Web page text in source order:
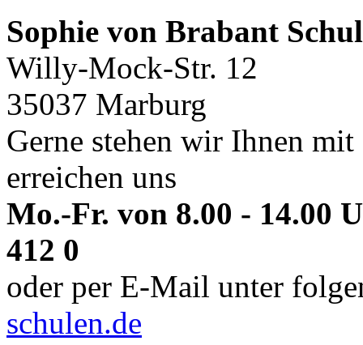
Sophie von Brabant
Willy-Mock-Str. 12
35037 Marburg
Gerne stehen wir Ihnen
erreichen uns
Mo.-Fr. von 8.00 - 14.00
412 0
oder per E-Mail unter
schulen.de